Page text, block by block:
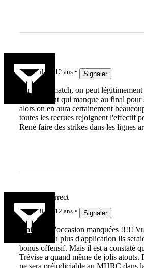
il y a 12 ans Signaler
Au vu du match, on peut
c'est le point qui manque au final
alors on en aura certainement
toutes les recrues rejoignent l'effectif
René faire des strikes dans les lignes
virilmaiscorrect
il y a 12 ans Signaler
Mais que d'occasion manquées !!!!!
avec un peu plus d'application ils
bonus offensif. Mais il est a constaté
Trévise a quand même de jolis atouts.